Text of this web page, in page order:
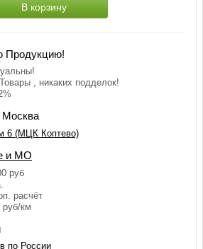
В корзину
Продукцию!
, никаких подделок!
Москва
6 (МЦК Коптево)
и МО
руб
расчёт
км
по России